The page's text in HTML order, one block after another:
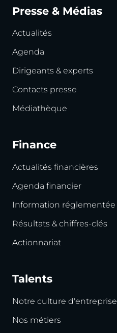
Presse & Médias
Actualités
Agenda
Dirigeants & experts
Contacts presse
Médiathèque
Finance
Actualités financières
Agenda financier
Information réglementée
Résultats & chiffres-clés
Actionnariat
Talents
Notre culture d'entreprise
Nos métiers